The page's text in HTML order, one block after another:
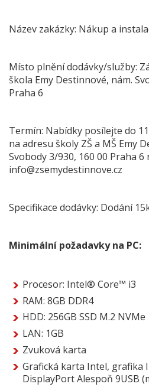
Název zakázky: Nákup a
Místo plnění dodávky/služby:
škola Emy Destinnové, nám.
Praha 6
Termín: Nabídky posílejte do
na adresu školy ZŠ a MŠ Emy
Svobody 3/930, 160 00 Praha 6
info@zsemydestinnove.cz
Specifikace dodávky: Dodání
Minimální požadavky na PC:
Procesor: Intel® Core™ i3
RAM: 8GB DDR4
HDD: 256GB SSD M.2 NVMe
LAN: 1GB
Zvuková karta
Grafická karta Intel, grafika
DisplayPort Alespoň 9USB